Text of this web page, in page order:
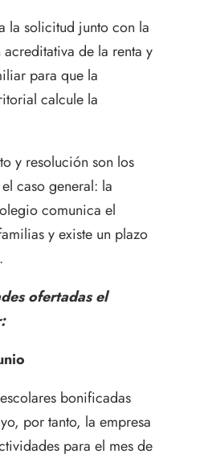
la solicitud junto con la
de la renta y
para que la
calcule la
y resolución son los
caso general: la
comunica el
y existe un plazo
ofertadas el
bonificadas
por tanto, la empresa
para el mes de